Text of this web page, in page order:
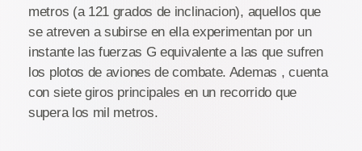
metros (a 121 grados de inclinacion), aquellos que
se atreven a subirse en ella experimentan por un
instante las fuerzas G equivalente a las que sufren
los plotos de aviones de combate. Ademas , cuenta
con siete giros principales en un recorrido que
supera los mil metros.